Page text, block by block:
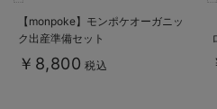
【monpoke】モンポケオーガニッ
ク出産準備セット
￥8,800 税込